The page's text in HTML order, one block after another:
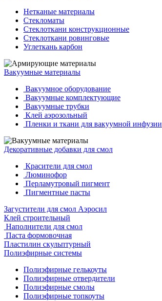
Нетканые материалы
Стекломаты
Стеклоткани конструкционные
Стеклоткани ровинговые
Углеткань карбон
Вакуумные материалы
Вакуумное оборудование
Вакуумные комплектующие
Вакуумные трубки
Клей аэрозольный
Пленки и ткани для вакуумной инфузии
Декоративные добавки для смол
Красители для смол
Люминофор
Перламутровый пигмент
Пигментные пасты
Загустители для смол Аэросил
Клей строительный
Наполнители для смол
Паста формовочная
Пластилин скульптурный
Полиэфирные системы
Полиэфирные гелькоуты
Полиэфирные отвердители
Полиэфирные смолы
Полиэфирные топкоуты